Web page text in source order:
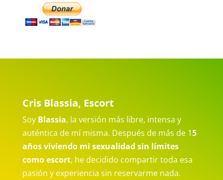
Cris Blassia, Escort
Soy Blassia, la versión más libre, intensa y
auténtica de mí misma. Después de más de 15
años viviendo mi sexualidad sin límites
como escort, he decidido compartir toda esa
pasión y experiencia sin reservarme nada.